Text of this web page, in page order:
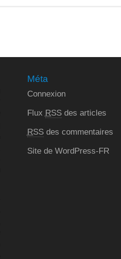
Méta
Connexion
Flux RSSdes articles
RSSdes commentaires
Site de WordPress-FR